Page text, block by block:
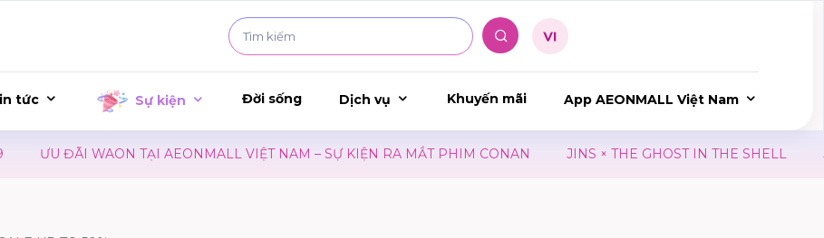
tức Sự kiện Đời sống Dịch vụ Khuyến mãi App AEONMALL Việt Nam
ƯU ĐÃI WAON TẠI AEONMALL VIỆT NAM – SỰ KIỆN RA MẮT PHIM CONAN JINS × THE GHOST IN THE SHELL